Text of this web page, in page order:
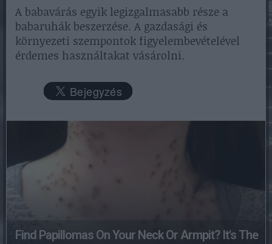
A babavárás egyik legizgalmasabb része a
babaruhák beszerzése. A gazdasági és
környezeti szempontok figyelembevételével
érdemes használtakat vásárolni.
Find Papillomas On Your Neck Or Armpit? It's The